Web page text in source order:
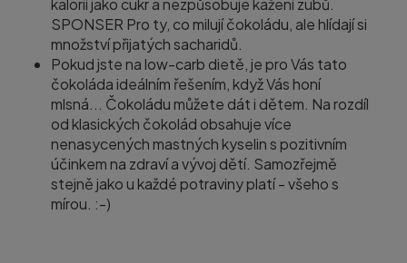
kalorií jako cukr a nezpůsobuje kažení zubů.
SPONSER Pro ty, co milují čokoládu, ale hlídají si
množství přijatých sacharidů.
Pokud jste na low-carb dietě, je pro Vás tato
čokoláda ideálním řešením, když Vás honí
mlsná... Čokoládu můžete dát i dětem. Na rozdíl
od klasických čokolád obsahuje více
nenasycených mastných kyselin s pozitivním
účinkem na zdraví a vývoj dětí. Samozřejmě
stejně jako u každé potraviny platí - všeho s
mírou. :-)